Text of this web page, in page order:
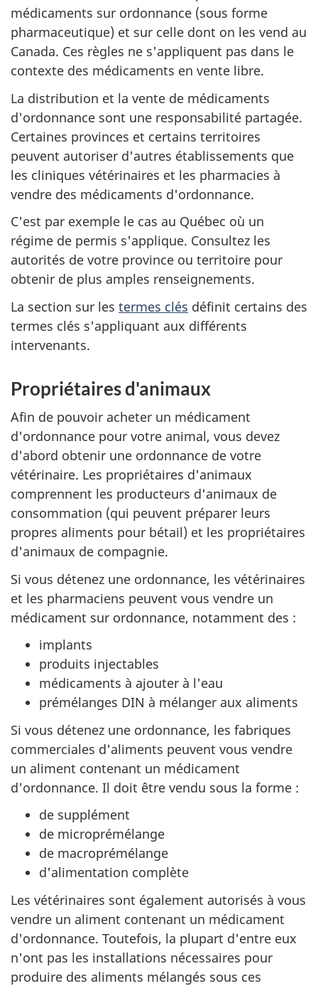
médicaments sur ordonnance (sous forme
pharmaceutique) et sur celle dont on les vend au
Canada. Ces règles ne s'appliquent pas dans le
contexte des médicaments en vente libre.
La distribution et la vente de médicaments
d'ordonnance sont une responsabilité partagée.
Certaines provinces et certains territoires
peuvent autoriser d'autres établissements que
les cliniques vétérinaires et les pharmacies à
vendre des médicaments d'ordonnance.
C'est par exemple le cas au Québec où un
régime de permis s'applique. Consultez les
autorités de votre province ou territoire pour
obtenir de plus amples renseignements.
La section sur les termes clés définit certains des
termes clés s'appliquant aux différents
intervenants.
Propriétaires d'animaux
Afin de pouvoir acheter un médicament
d'ordonnance pour votre animal, vous devez
d'abord obtenir une ordonnance de votre
vétérinaire. Les propriétaires d'animaux
comprennent les producteurs d'animaux de
consommation (qui peuvent préparer leurs
propres aliments pour bétail) et les propriétaires
d'animaux de compagnie.
Si vous détenez une ordonnance, les vétérinaires
et les pharmaciens peuvent vous vendre un
médicament sur ordonnance, notamment des :
implants
produits injectables
médicaments à ajouter à l'eau
prémélanges DIN à mélanger aux aliments
Si vous détenez une ordonnance, les fabriques
commerciales d'aliments peuvent vous vendre
un aliment contenant un médicament
d'ordonnance. Il doit être vendu sous la forme :
de supplément
de microprémélange
de macroprémélange
d'alimentation complète
Les vétérinaires sont également autorisés à vous
vendre un aliment contenant un médicament
d'ordonnance. Toutefois, la plupart d'entre eux
n'ont pas les installations nécessaires pour
produire des aliments mélangés sous ces